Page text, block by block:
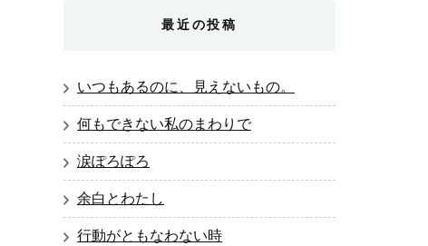
最近の投稿
いつもあるのに、見えないもの。
何もできない私のまわりで
涙ぽろぽろ
余白とわたし
行動がともなわない時